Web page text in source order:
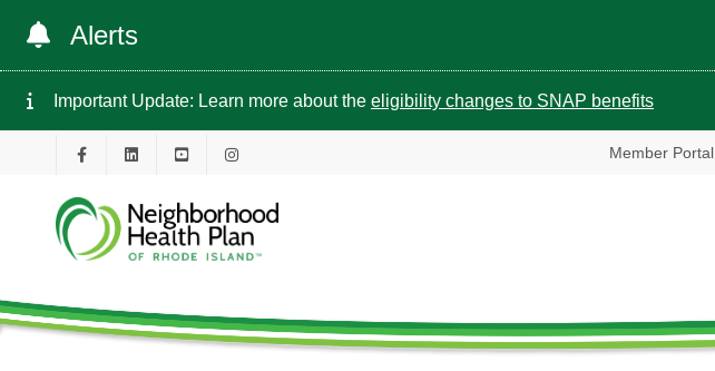
Alerts
Important Update: Learn more about the eligibility changes to SNAP benefits
Member Portal